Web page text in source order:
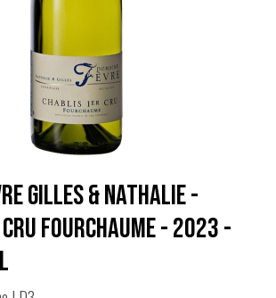
Gilles & Nathalie -
Fourchaume - 2023 -